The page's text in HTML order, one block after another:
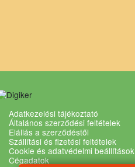
Adatkezelési tájékoztató
Általános szerződési feltételek
Elállás a szerződéstől
Szállítási és fizetési feltételek
Cookie és adatvédelmi beállítások
Cégadatok